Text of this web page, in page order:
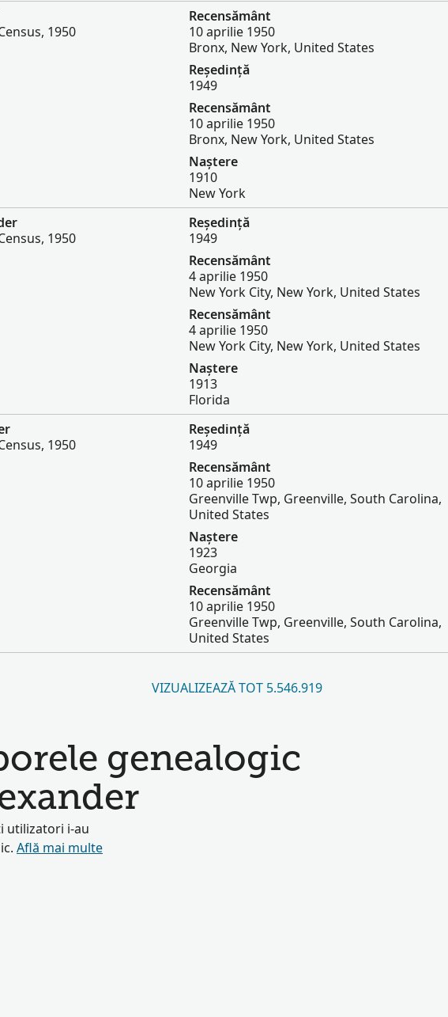
1950
Recensământ
10 aprilie 1950
Bronx, New York, United States
Reședință
1949
Recensământ
10 aprilie 1950
Bronx, New York, United States
Naștere
1910
New York
1950
Reședință
1949
Recensământ
4 aprilie 1950
New York City, New York, United States
Recensământ
4 aprilie 1950
New York City, New York, United States
Naștere
1913
Florida
1950
Reședință
1949
Recensământ
10 aprilie 1950
Greenville Twp, Greenville, South Carolina,
United States
Naștere
1923
Georgia
Recensământ
10 aprilie 1950
Greenville Twp, Greenville, South Carolina,
United States
VIZUALIZEAZĂ TOT 5.546.919
genealogic
utilizatori i-au
Află mai multe